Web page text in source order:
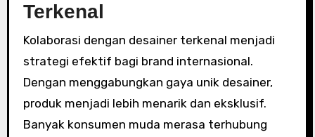
Terkenal
Kolaborasi dengan desainer terkenal menjadi
strategi efektif bagi brand internasional.
Dengan menggabungkan gaya unik desainer,
produk menjadi lebih menarik dan eksklusif.
Banyak konsumen muda merasa terhubung